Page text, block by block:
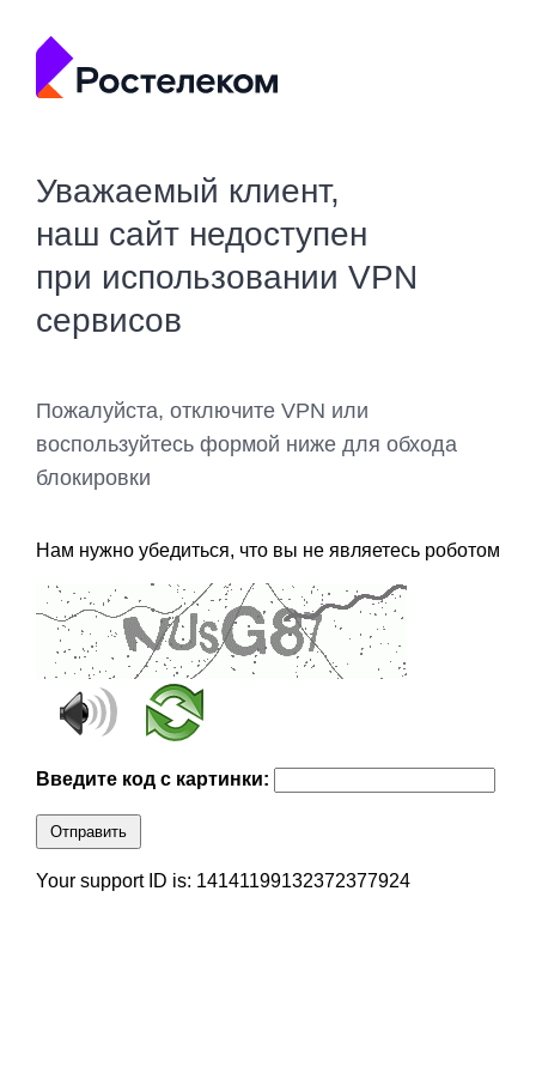
Уважаемый клиент,
наш сайт недоступен
при использовании VPN
сервисов
Пожалуйста, отключите VPN или
воспользуйтесь формой ниже для обхода
блокировки
Нам нужно убедиться, что вы не являетесь роботом
Введите код с картинки:
Отправить
Your support ID is: 14141199132372377924